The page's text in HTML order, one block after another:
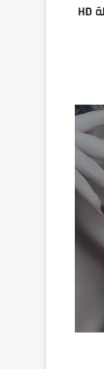
جميع حلقات صحاب الأرض كاملة HD